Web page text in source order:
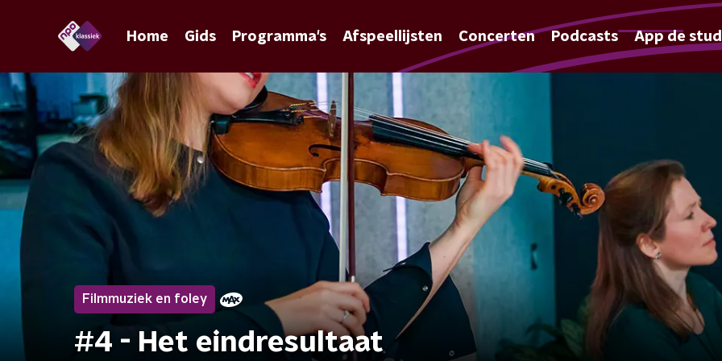
Home Gids Programma's Afspeellijsten Concerten Podcasts App de
Filmmuziek en foley
#4 - Het eindresultaat